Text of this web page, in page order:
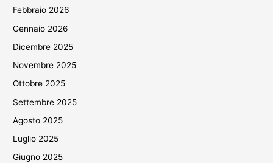
Febbraio 2026
Gennaio 2026
Dicembre 2025
Novembre 2025
Ottobre 2025
Settembre 2025
Agosto 2025
Luglio 2025
Giugno 2025